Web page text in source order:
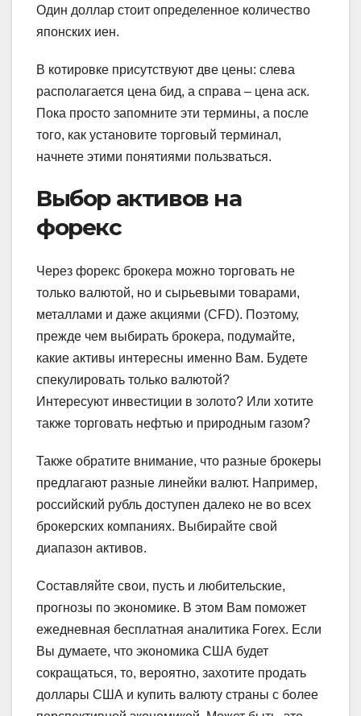
Один доллар стоит определенное количество
японских иен.
В котировке присутствуют две цены: слева
располагается цена бид, а справа – цена аск.
Пока просто запомните эти термины, а после
того, как установите торговый терминал,
начнете этими понятиями пользваться.
Выбор активов на
форекс
Через форекс брокера можно торговать не
только валютой, но и сырьевыми товарами,
металлами и даже акциями (CFD). Поэтому,
прежде чем выбирать брокера, подумайте,
какие активы интересны именно Вам. Будете
спекулировать только валютой?
Интересуют инвестиции в золото? Или хотите
также торговать нефтью и природным газом?
Также обратите внимание, что разные брокеры
предлагают разные линейки валют. Например,
российский рубль доступен далеко не во всех
брокерских компаниях. Выбирайте свой
диапазон активов.
Составляйте свои, пусть и любительские,
прогнозы по экономике. В этом Вам поможет
ежедневная бесплатная аналитика Forex. Если
Вы думаете, что экономика США будет
сокращаться, то, вероятно, захотите продать
доллары США и купить валюту страны с более